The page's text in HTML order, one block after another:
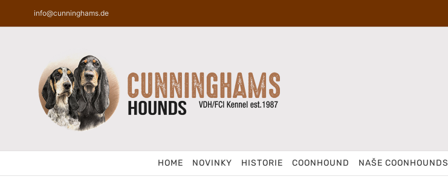
info@cunninghams.de
HOME NOVINKY HISTORIE COONHOUND NAŠE COONHOUNDS